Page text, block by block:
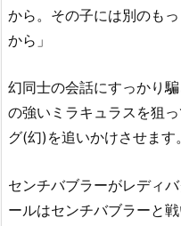
から。その子には別のも
から」
幻同士の会話にすっかり
の強いミラキュラスを狙
グ(幻)を追いかけさせます。
センチバブラーがレディ
ールはセンチバブラーと戦